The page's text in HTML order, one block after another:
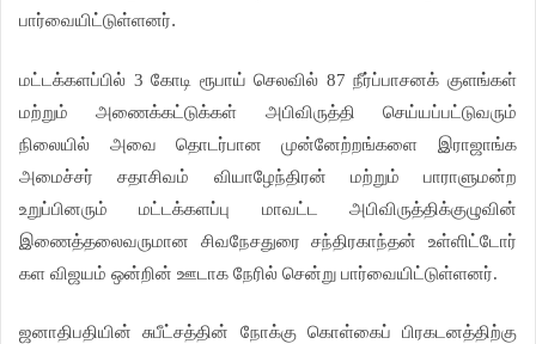
பார்வையிட்டுள்ளனர்.
மட்டக்களப்பில் 3 கோடி ரூபாய் செலவில் 87 நீர்ப்பாசனக் குளங்கள்
மற்றும் அணைக்கட்டுக்கள் அபிவிருத்தி செய்யப்பட்டுவரும்
நிலையில் அவை தொடர்பான முன்னேற்றங்களை இராஜாங்க
அமைச்சர் சதாசிவம் வியாழேந்திரன் மற்றும் பாராளுமன்ற
உறுப்பினரும் மட்டக்களப்பு மாவட்ட அபிவிருத்திக்குழுவின்
இணைத்தலைவருமான சிவநேசதுரை சந்திரகாந்தன் உள்ளிட்டோர்
கள விஜயம் ஒன்றின் ஊடாக நேரில் சென்று பார்வையிட்டுள்ளனர்.
ஜனாதிபதியின் சுபீட்சத்தின் நோக்கு கொள்கைப் பிரகடனத்திற்கு